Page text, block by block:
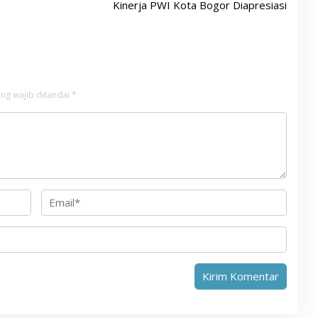
Kinerja PWI Kota Bogor Diapresiasi
wajib ditandai *